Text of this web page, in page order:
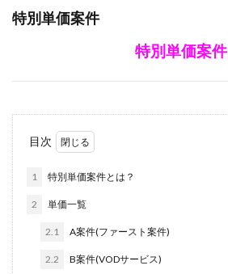
特別単価案件
特別単価案件
目次
1 特別単価案件とは？
2 単価一覧
2.1 A案件(ファースト案件)
2.2 B案件(VODサービス)